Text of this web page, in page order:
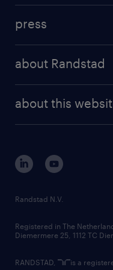
randstad professional
randstad digital
results and reports
press
about Randstad
corporate governance
randstad innovation
country websites
about this
Randstad N.V.
Registered in The
Diemermere 25, 1112 TC
RANDSTAD, is a